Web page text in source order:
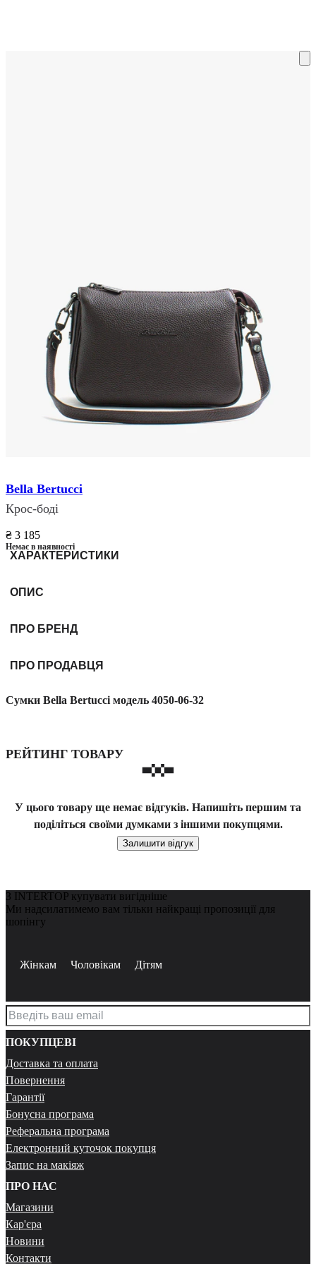
Bella Bertucci
Крос-боді
₴ 3 185
Немає в наявності
ХАРАКТЕРИСТИКИ
ОПИС
ПРО БРЕНД
ПРО ПРОДАВЦЯ
Сумки Bella Bertucci модель 4050-06-32
РЕЙТИНГ ТОВАРУ
У цього товару ще немає відгуків. Напишіть першим та
поділіться своїми думками з іншими покупцями.
Залишити відгук
З INTERTOP купувати вигідніше
Ми надсилатимемо вам тільки найкращі пропозиції для
шопінгу
Жінкам Чоловікам Дітям
ПОКУПЦЕВІ
Доставка та оплата
Повернення
Гарантії
Бонусна програма
Реферальна програма
Електронний куточок покупця
Запис на макіяж
ПРО НАС
Магазини
Кар'єра
Новини
Контакти